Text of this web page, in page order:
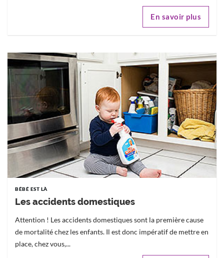
En savoir plus
BÉBÉ EST LÀ
Les accidents domestiques
Attention ! Les accidents domestiques sont la première cause
de mortalité chez les enfants. Il est donc impératif de mettre en
place, chez vous,...